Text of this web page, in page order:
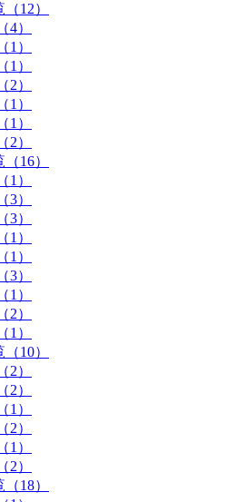
12）
4）
1）
1）
2）
1）
1）
2）
16）
1）
3）
3）
1）
1）
3）
1）
2）
1）
10）
2）
2）
1）
2）
1）
2）
18）